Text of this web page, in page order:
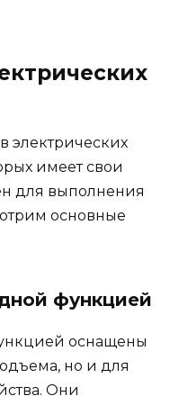
электрических
имеет свои
для выполнения
основные
функцией
оснащены
но и для
Они